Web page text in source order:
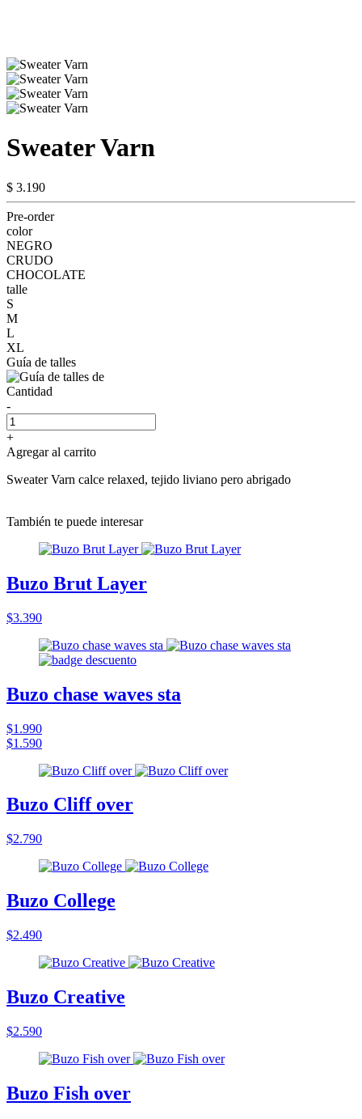
Sweater Varn
$ 3.190
Pre-order
color
NEGRO
CRUDO
CHOCOLATE
talle
S
M
L
XL
Guía de talles
Cantidad
-
+
Agregar al carrito
Sweater Varn calce relaxed, tejido liviano pero abrigado
También te puede interesar
Buzo Brut Layer
$3.390
Buzo chase waves sta
$1.990
$1.590
Buzo Cliff over
$2.790
Buzo College
$2.490
Buzo Creative
$2.590
Buzo Fish over